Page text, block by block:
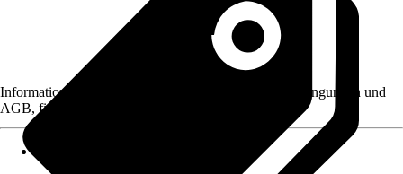
Informationen des Verkäufers, wie z. B. Rückgabebedingungen und
AGB, finden Sie bei Klick auf den Verkäufernamen.